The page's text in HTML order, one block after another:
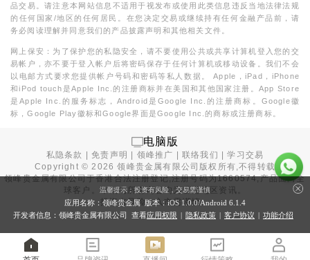
品交易。请注意本网站信息不适用于视发布或使用此类信息违反当地法律法规
的任何国家/地区的任何居民。在您决定交易或继续持有任何金融产品前，请
务必阅读理解并同意我们的产品披露声明和其他相关文件。
网上保安：为了保护您的私隐安全，请不要使用公共或共享计算机登入您的交
易帐户，亦不要于登入帐户后将密码保存于任何计算机或移动设备。我们不会
以电邮方式要求您提供帐户号码和密码等私人数据。 Apple，iPad，iPhone
和iPod touch是Apple Inc.的注册商标并在美国和其他国家注册。App Store
是Apple Inc.的服务标志，Android是Google Inc.的注册商标。Google徽
标，Google Play徽标和Google界面是Google Inc.的商标或注册商标。
电脑版
私隐条款 |免责声明 领峰推广 |联络我们 |学习交易
Copyright ©2026 领峰贵金属有限公司版权所有,不得转载
领峰贵金属有限公司于香港合法注册登记,注册号码为1660574,产品面向全
球客户。本站内所有内容均为香港地区资讯。
投资有风险，入市需谨慎。
温馨提示：投资有风险，交易需谨慎
应用名称：领峰贵金属 版本：iOS 1.0.0/Android 6.1.4
开发者信息：领峰贵金属有限公司 查看应用权限 | 隐私政策 | 客户协议 | 功能介绍